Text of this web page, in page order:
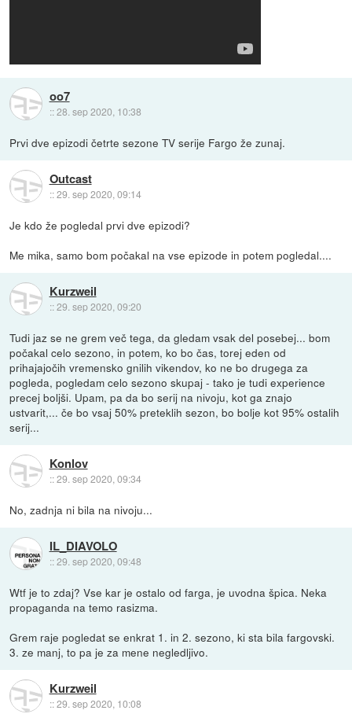
oo7
::28. sep 2020, 10:38
Prvi dve epizodi četrte sezone TV serije Fargo že zunaj.
Outcast
::29. sep 2020, 09:14
Je kdo že pogledal prvi dve epizodi?
Me mika, samo bom počakal na vse epizode in potem pogledal....
Kurzweil
::29. sep 2020, 09:20
Tudi jaz se ne grem več tega, da gledam vsak del posebej... bom
počakal celo sezono, in potem, ko bo čas, torej eden od
prihajajočih vremensko gnilih vikendov, ko ne bo drugega za
pogleda, pogledam celo sezono skupaj - tako je tudi experience
precej boljši. Upam, pa da bo serij na nivoju, kot ga znajo
ustvarit,... če bo vsaj 50% preteklih sezon, bo bolje kot 95% ostalih
serij...
Konlov
::29. sep 2020, 09:34
No, zadnja ni bila na nivoju...
IL_DIAVOLO
::29. sep 2020, 09:48
Wtf je to zdaj? Vse kar je ostalo od farga, je uvodna špica. Neka
propaganda na temo rasizma.
Grem raje pogledat se enkrat 1. in 2. sezono, ki sta bila fargovski.
3. ze manj, to pa je za mene negledljivo.
Kurzweil
::29. sep 2020, 10:08